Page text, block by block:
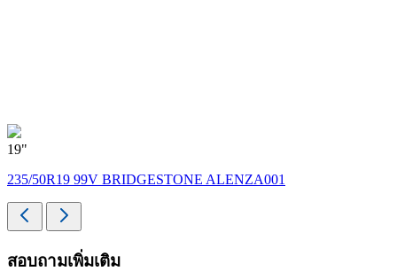
19"
235/50R19 99V BRIDGESTONE ALENZA001
สอบถามเพิ่มเติม